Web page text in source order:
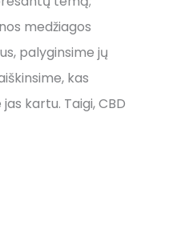
medžiagos
palyginsime jų
kas
kartu. Taigi, CBD